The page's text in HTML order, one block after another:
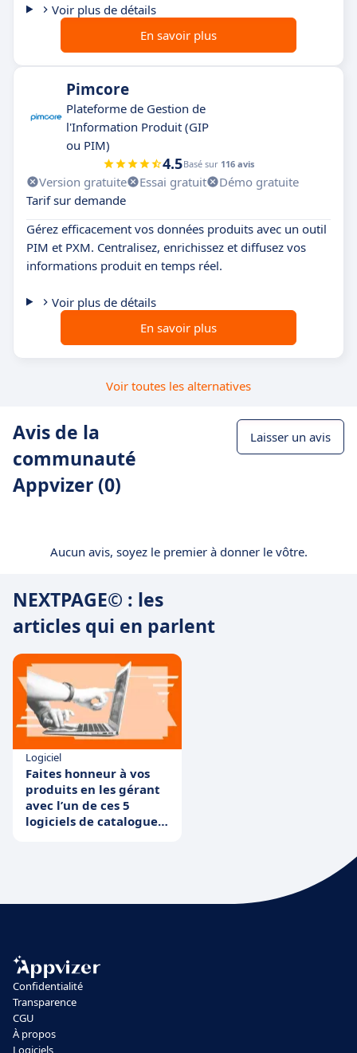
Voir plus de détails
En savoir plus
Pimcore
Plateforme de Gestion de
l'Information Produit (GIP
ou PIM)
4.5Basé sur 116 avis
Version gratuite Essai gratuit
Démo gratuite
Tarif sur demande
Gérez efficacement vos données produits avec un outil
PIM et PXM. Centralisez, enrichissez et diffusez vos
informations produit en temps réel.
Voir plus de détails
En savoir plus
Voir toutes les alternatives
Avis de la
communauté
Appvizer (0)
Laisser un avis
Aucun avis, soyez le premier à donner le vôtre.
NEXTPAGE© : les
articles qui en parlent
Logiciel
Faites honneur à vos
produits en les gérant
avec l’un de ces 5
logiciels de catalogue
Confidentialité
Transparence
CGU
À propos
Logiciels